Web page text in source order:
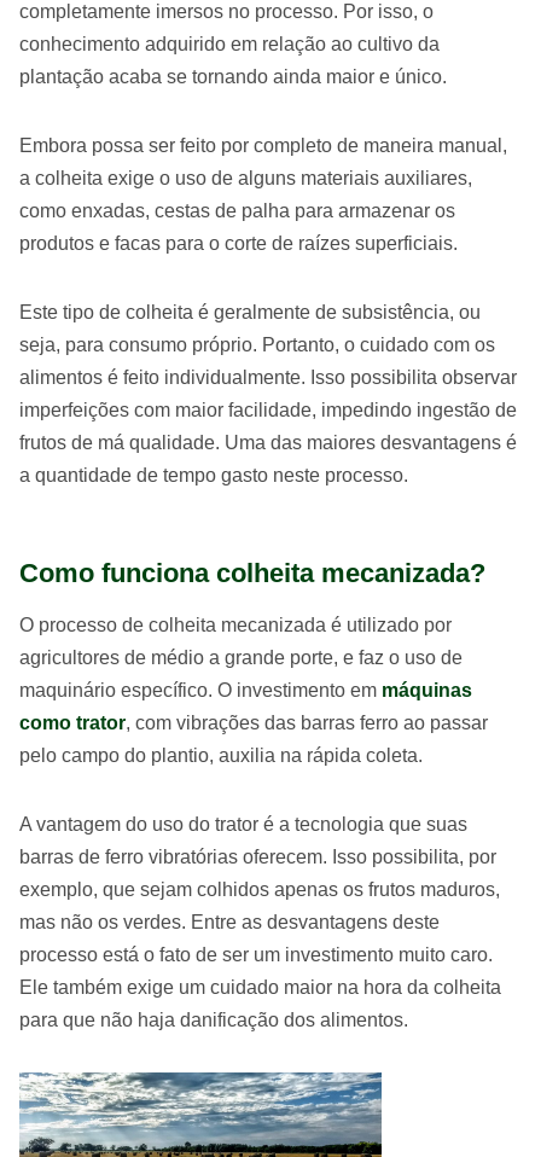
completamente imersos no processo. Por isso, o
conhecimento adquirido em relação ao cultivo da
plantação acaba se tornando ainda maior e único.
Embora possa ser feito por completo de maneira manual,
a colheita exige o uso de alguns materiais auxiliares,
como enxadas, cestas de palha para armazenar os
produtos e facas para o corte de raízes superficiais.
Este tipo de colheita é geralmente de subsistência, ou
seja, para consumo próprio. Portanto, o cuidado com os
alimentos é feito individualmente. Isso possibilita observar
imperfeições com maior facilidade, impedindo ingestão de
frutos de má qualidade. Uma das maiores desvantagens é
a quantidade de tempo gasto neste processo.
Como funciona colheita mecanizada?
O processo de colheita mecanizada é utilizado por
agricultores de médio a grande porte, e faz o uso de
maquinário específico. O investimento em máquinas
como trator, com vibrações das barras ferro ao passar
pelo campo do plantio, auxilia na rápida coleta.
A vantagem do uso do trator é a tecnologia que suas
barras de ferro vibratórias oferecem. Isso possibilita, por
exemplo, que sejam colhidos apenas os frutos maduros,
mas não os verdes. Entre as desvantagens deste
processo está o fato de ser um investimento muito caro.
Ele também exige um cuidado maior na hora da colheita
para que não haja danificação dos alimentos.